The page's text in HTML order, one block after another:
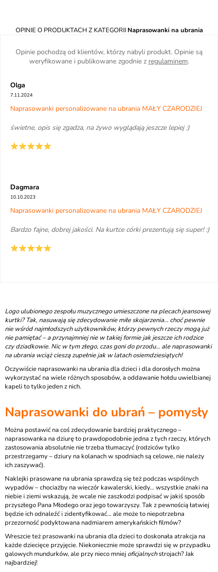
OPINIE O PRODUKTACH Z KATEGORII Naprasowanki na ubrania
Opinie pochodzą od klientów, którzy nabyli produkt. Opinie są
weryfikowane i publikowane zgodnie z regulaminem.
Olga
7.11.2024
Naprasowanki personalizowane na ubrania MAŁY CZARODZIEJ
świetne, opis się zgadza, na żywo wyglądają jeszcze lepiej :)
Dagmara
10.10.2023
Naprasowanki personalizowane na ubrania MAŁY CZARODZIEJ
Bardzo fajne, dobrej jakości. Na kurtce córki prezentują się super! :)
Logo ulubionego zespołu muzycznego umieszczone na plecach jeansowej
kurtki? Tak, nasuwają się zdecydowanie miłe skojarzenia… choć pewnie
nie wśród najmłodszych użytkowników, którzy pewnych rzeczy mogą już
nie pamiętać – a przynajmniej nie w takiej formie jak jeszcze ich rodzice
czy dziadkowie. Nic w tym złego, czas goni do przodu… ale naprasowanki
na ubrania wciąż cieszą zupełnie jak w latach osiemdziesiątych!
Oczywiście naprasowanki na ubrania dla dzieci i dla dorosłych można
wykorzystać na wiele różnych sposobów, a oddawanie hołdu uwielbianej
kapeli to tylko jeden z nich.
Naprasowanki do ubrań – pomysły
Można postawić na coś zdecydowanie bardziej praktycznego –
naprasowanka na dziurę to prawdopodobnie jedna z tych rzeczy, których
zastosowania absolutnie nie trzeba tłumaczyć (rodziców tylko
przestrzegamy – dziury na kolanach w spodniach są celowe, nie należy
ich zaszywać).
Naklejki prasowane na ubrania sprawdzą się też podczas wspólnych
wypadów – chociażby na wieczór kawalerski, kiedy… wszystkie znaki na
niebie i ziemi wskazują, że wcale nie zaszkodzi podpisać w jakiś sposób
przyszłego Pana Młodego oraz jego towarzyszy. Tak z pewnością łatwiej
będzie ich odnaleźć i zidentyfikować… ale może to niepotrzebna
przezorność podyktowana nadmiarem amerykańskich filmów?
Wreszcie też prasowanki na ubrania dla dzieci to doskonała atrakcja na
każde dziecięce przyjęcie. Niekoniecznie może sprawdzi się w przypadku
galowych mundurków, ale przy nieco mniej oficjalnychstrojach? Jak
najbardziej!